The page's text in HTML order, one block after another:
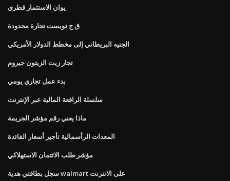
يوان الاستثمار قطري
ق ج تويست تجارة محدودة
الجنيه البريطاني إلى مخطط الدولار الأمريكي
تجار زيت الزيتون جيروم
بدء عمل تجاري يومي
سلسلة الرافعة المالية عبر الإنترنت
ماذا يعني رقم مؤشر الجريمة
المعدات الرأسمالية تأجير أسعار الفائدة
مؤشر طلب الائتمان الاستهلاكي
سجل بطاقتي هدية walmart على الانترنت